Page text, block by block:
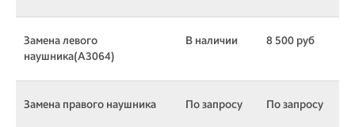
Замена левого
наушника(A3064)
В наличии 8 500 руб
Замена правого наушника По запросу По запросу